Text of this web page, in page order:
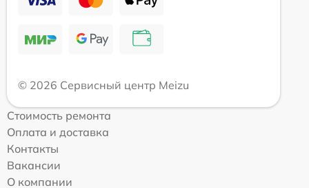
© 2026 Сервисный центр Meizu
Стоимость ремонта
Оплата и доставка
Контакты
Вакансии
О компании